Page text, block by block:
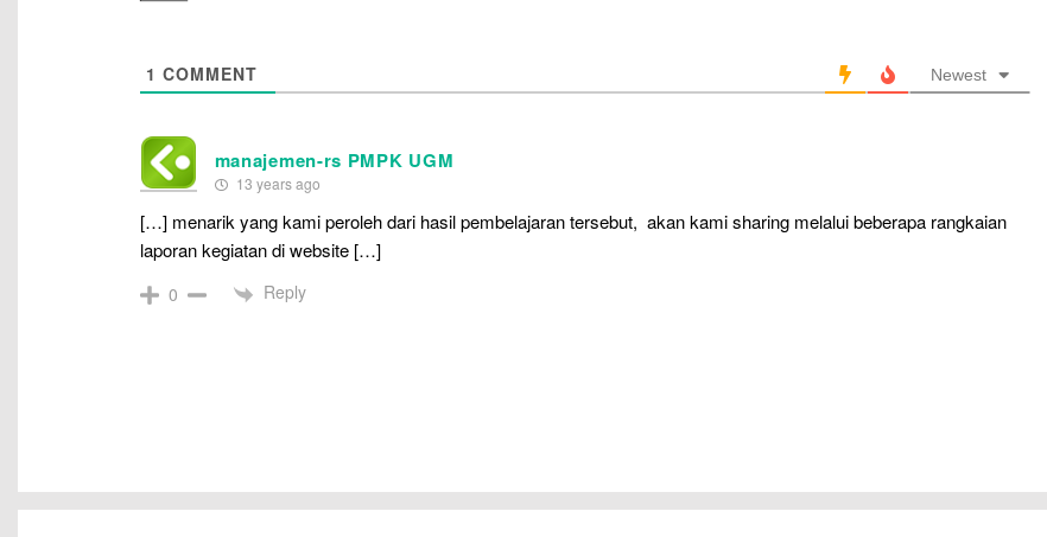
1 COMMENT Newest
manajemen-rs PMPK UGM
13 years ago
[…] menarik yang kami peroleh dari hasil pembelajaran tersebut, akan kami sharing melalui beberapa rangkaian
laporan kegiatan di website […]
0 Reply